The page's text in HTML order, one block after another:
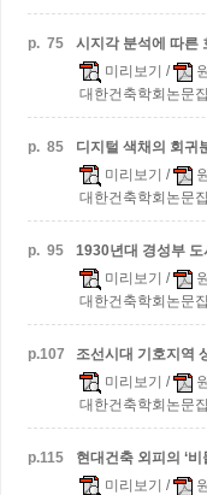
p. 75
시지각 분석에 따른
미리보기 /
대한건축학회논문
p. 85
디지털 색채의 회귀
미리보기 /
대한건축학회논문
p. 95
1930년대 경성부
미리보기 /
대한건축학회논문
p.107
조선시대 기호지역
미리보기 /
대한건축학회논문
p.115 현대건축 외피의 ‘
미리보기 /